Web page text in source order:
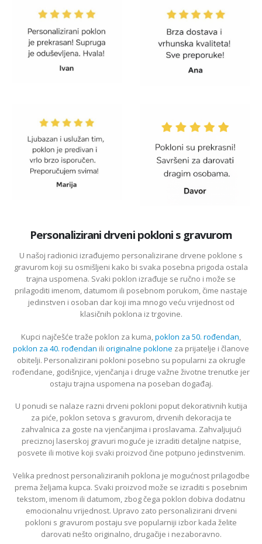
Personalizirani drveni pokloni s gravurom
U našoj radionici izrađujemo personalizirane drvene poklone s
gravurom koji su osmišljeni kako bi svaka posebna prigoda ostala
trajna uspomena. Svaki poklon izrađuje se ručno i može se
prilagoditi imenom, datumom ili posebnom porukom, čime nastaje
jedinstven i osoban dar koji ima mnogo veću vrijednost od
klasičnih poklona iz trgovine.
Kupci najčešće traže poklon za kuma, poklon za 50. rođendan
poklon za 40. rođendan ili originalne poklone za prijatelje i članove
obitelji. Personalizirani pokloni posebno su popularni za okrugle
rođendane, godišnjice, vjenčanja i druge važne životne trenutke jer
ostaju trajna uspomena na poseban događaj.
U ponudi se nalaze razni drveni pokloni poput dekorativnih kutija
za piće, poklon setova s gravurom, drvenih dekoracija te
zahvalnica za goste na vjenčanjima i proslavama. Zahvaljujući
preciznoj laserskoj gravuri moguće je izraditi detaljne natpise,
posvete ili motive koji svaki proizvod čine potpuno jedinstvenim.
Velika prednost personaliziranih poklona je mogućnost prilagodbe
prema željama kupca. Svaki proizvod može se izraditi s posebnim
tekstom, imenom ili datumom, zbog čega poklon dobiva dodatnu
emocionalnu vrijednost. Upravo zato personalizirani drveni
pokloni s gravurom postaju sve popularniji izbor kada želite
darovati nešto originalno, drugačije i nezaboravno.